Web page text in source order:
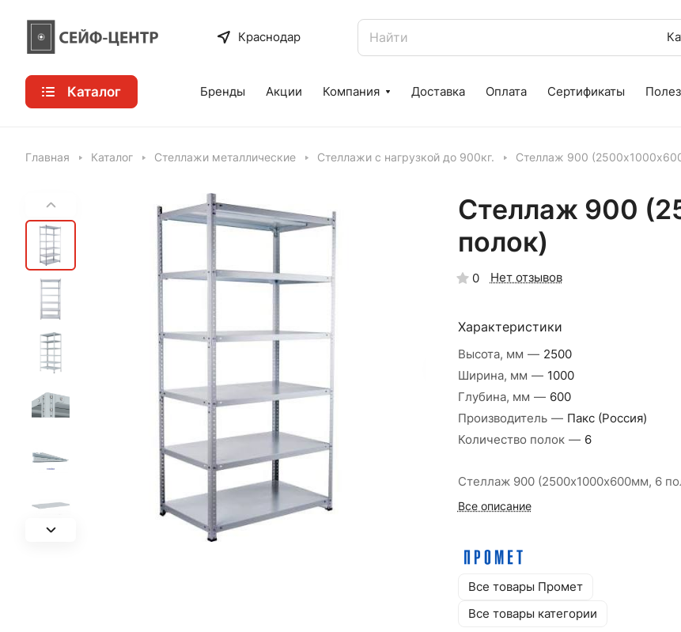
Краснодар
Каталог Бренды Акции Компания Доставка Оплата Сертификаты
Главная Каталог Стеллажи металлические Стеллажи с нагрузкой до 900кг. Стеллаж 900
Стеллаж 900
полок)
0 Нет отзывов
Характеристики
Высота, мм — 2500
Ширина, мм — 1000
Глубина, мм — 600
Производитель — Пакс (Россия)
Количество полок — 6
Стеллаж 900 (2500х1000х600мм, 6
Все описание
Все товары Промет
Все товары категории